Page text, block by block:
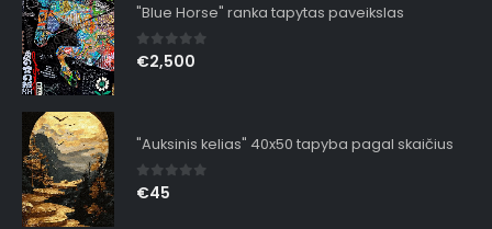
"Blue Horse" ranka tapytas paveikslas
0out of 5
€2,500
"Auksinis kelias" 40x50 tapyba pagal skaičius
0out of 5
€45